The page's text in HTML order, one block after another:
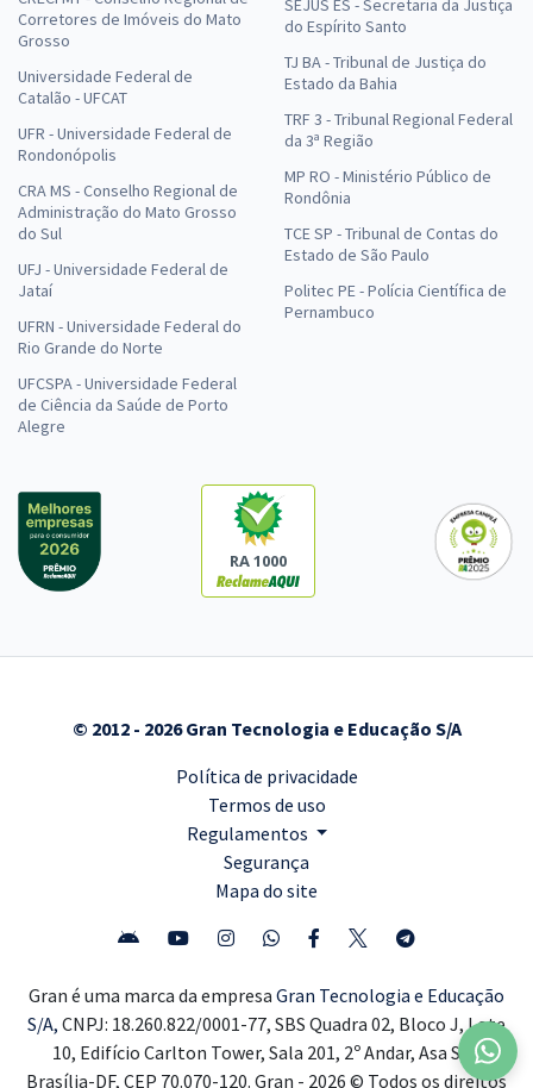
Corretores de Imóveis do Mato
Grosso
Universidade Federal de
Catalão - UFCAT
UFR - Universidade Federal de
Rondonópolis
CRA MS - Conselho Regional de
Administração do Mato Grosso
do Sul
UFJ - Universidade Federal de
Jataí
UFRN - Universidade Federal do
Rio Grande do Norte
UFCSPA - Universidade Federal
de Ciência da Saúde de Porto
Alegre
SEJUS ES - Secretaria da Justiça
do Espírito Santo
TJ BA - Tribunal de Justiça do
Estado da Bahia
TRF 3 - Tribunal Regional Federal
da 3ª Região
MP RO - Ministério Público de
Rondônia
TCE SP - Tribunal de Contas do
Estado de São Paulo
Politec PE - Polícia Científica de
Pernambuco
RA 1000
© 2012 - 2026 Gran Tecnologia e Educação S/A
Política de privacidade
Termos de uso
Regulamentos
Segurança
Mapa do site
Gran é uma marca da empresa Gran Tecnologia e Educação
S/A, CNPJ: 18.260.822/0001-77, SBS Quadra 02, Bloco J, Lote
10, Edifício Carlton Tower, Sala 201, 2º Andar, Asa Sul,
Brasília-DF, CEP 70.070-120. Gran - 2026 © Todos os direitos